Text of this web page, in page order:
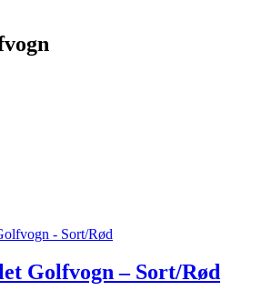
Golfvogn – Sort/Rød